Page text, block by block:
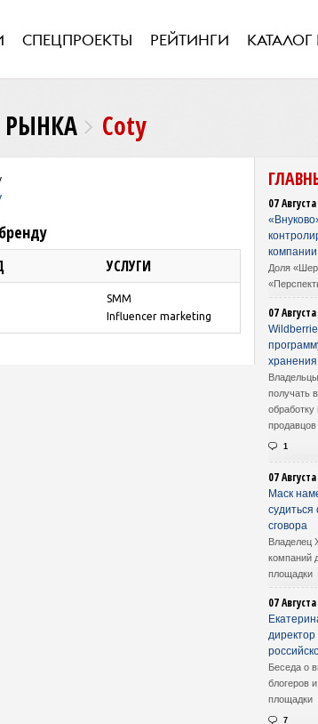
СПЕЦПРОЕКТЫ РЕЙТИНГИ
РЫНКА Coty
УСЛУГИ
SMM
Influencer marketing
07 Августа
компании
Доля
07 Августа
получать
обработку
продавцов
1
07 Августа
Маск
сговора
Владелец
компаний
площадки
07 Августа
Беседа о
блогеров
площадки
7